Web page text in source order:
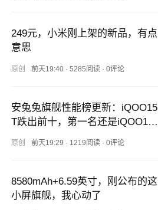
249元，小米刚上架的新品，有点
意思
原创 前天19:40· 5285阅读· 0评论
安兔兔旗舰性能榜更新：iQOO15
T跌出前十，第一名还是iQOO15
原创 前天19:29 · 1219阅读· 0评论
8580mAh+6.59英寸，刚公布的这
小屏旗舰，我心动了